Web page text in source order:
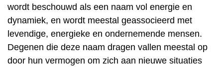
wordt beschouwd als een naam vol energie en
dynamiek, en wordt meestal geassocieerd met
levendige, energieke en ondernemende mensen.
Degenen die deze naam dragen vallen meestal op
door hun vermogen om zich aan nieuwe situaties